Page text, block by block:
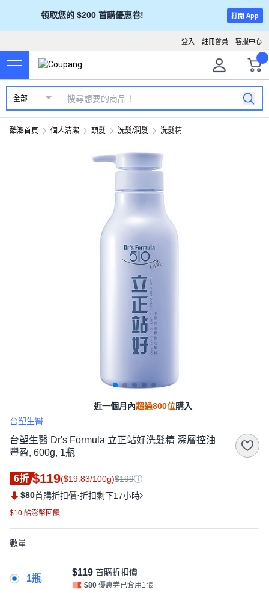
領取您的 $200 首購優惠卷! 打開 App
客服中心
註冊會員
登入
全部
酷澎首頁 個人清潔 頭髮 洗髮/潤髮 洗髮精
近一個月內超過800位購入
台塑生醫
台塑生醫 Dr's Formula 立正站好洗髮精 深層控油
豐盈, 600g, 1瓶
6折 $119($19.83/100g)$199
$80首購折扣價·折扣剩下17小時
$10 酷澎幣回饋
數量
1瓶
$119 首購折扣價
$80 優惠券已套用1張